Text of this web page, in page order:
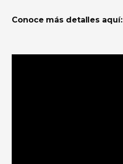
Conoce más detalles aquí: